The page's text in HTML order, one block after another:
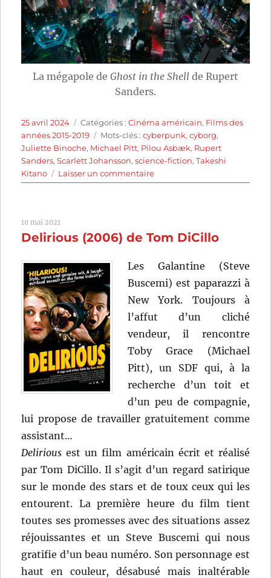
La mégapole de Ghost in the Shell de Rupert
Sanders.
Publié
le
25 avril 2024 Catégories
Catégories :Cinéma américain, Films des
années 2015-2019
Étiquettes
Mots-clés :cyberpunk,cyborg,
Juliette Binoche, Michael Pitt, Pilou Asbæk, Rupert
Sanders,Scarlett Johansson,science-fiction,Takeshi
Kitano
Laisser un commentairesur
Ghost
(2017)
Rupert
10 mai 2021
Delirious (2006) de Tom DiCillo
Les Galantine (Steve
Buscemi) est paparazzi à
New York. Toujours à
l’affut d’un cliché
vendeur, il rencontre
Toby Grace (Michael
Pitt), un SDF qui, à la
recherche d’un toit et
d’un peu de compagnie,
lui propose de travailler gratuitement comme
assistant…
Delirious est un film américain écrit et réalisé
par Tom DiCillo. Il s’agit d’un regard satirique
sur le monde des stars et de toux ceux qui les
entourent. La première heure du film tient
toutes ses promesses avec des situations assez
réjouissantes et un Steve Buscemi qui nous
gratifie d’un beau numéro. Son personnage est
haut en couleur, désabusé mais inaltérable